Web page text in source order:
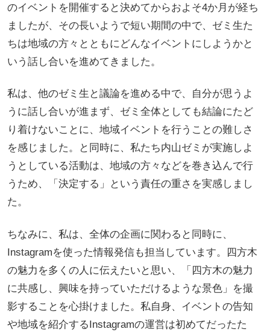
のイベントを開催すると決めてからおよそ4か月が経ち
ましたが、その長いようで短い期間の中で、ゼミ生た
ちは地域の方々とともにどんなイベントにしようかと
いう話し合いを進めてきました。
私は、他のゼミ生と議論を進める中で、自分が思うよ
うに話し合いが進まず、ゼミ全体としても結論にたど
り着けないことに、地域イベントを行うことの難しさ
を感じました。と同時に、私たち内山ゼミが実施しよ
うとしている活動は、地域の方々などを巻き込んで行
うため、「決定する」という責任の重さを実感しまし
た。
ちなみに、私は、全体の企画に関わると同時に、
Instagramを使った情報発信も担当しています。四方木
の魅力を多くの人に伝えたいと思い、「四方木の魅力
に共感し、興味を持っていただけるような景色」を撮
影することを心掛けました。私自身、イベントの告知
や地域を紹介するInstagramの運営は初めてだったた